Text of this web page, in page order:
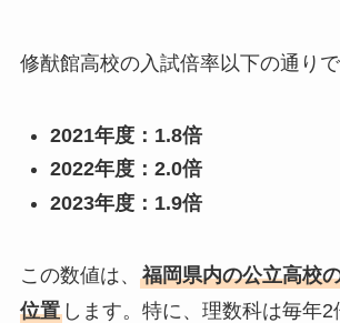
修猷館高校の入試倍率以下の通りで
2021年度：1.8倍
2022年度：2.0倍
2023年度：1.9倍
この数値は、 福岡県内の公立高校
位置します。特に、理数科は毎年2